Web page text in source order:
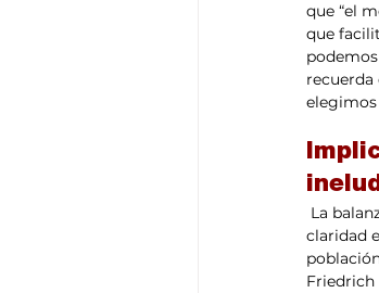
que “el
que
recuerda
claridad
Friedrich